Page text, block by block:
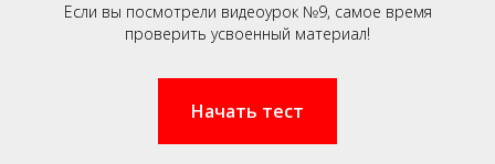
Если вы посмотрели видеоурок №9, самое время
проверить усвоенный материал!
Начать тест